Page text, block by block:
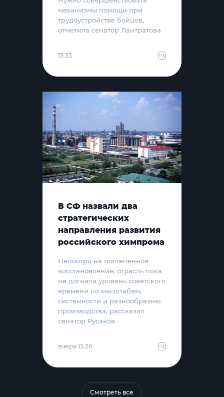
механизмы помощи при
трудоустройстве бойцов,
отметила сенатор Лантратова
13:35
В СФ назвали два
стратегических
направления развития
российского химпрома
Несмотря на постепенное
восстановление, отрасль пока
не догнала уровень советского
времени по масштабам,
системности и разнообразию
производства, рассказал
сенатор Русаков
вчера 13:26
Смотреть все